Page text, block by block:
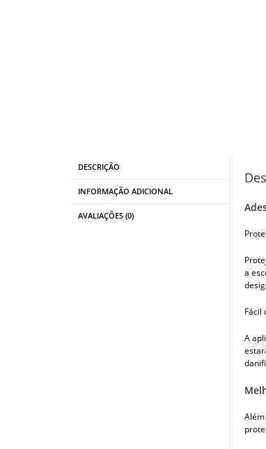
DESCRIÇÃO
INFORMAÇÃO ADICIONAL
AVALIAÇÕES (0)
a
Fácil
A